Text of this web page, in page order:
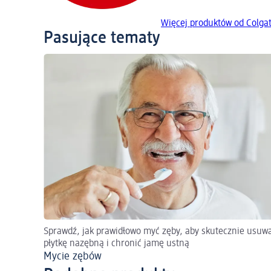
Więcej produktów od
Pasujące tematy
Sprawdź, jak prawidłowo myć zęby, aby skutecznie
płytkę nazębną i chronić jamę ustną
Mycie zębów